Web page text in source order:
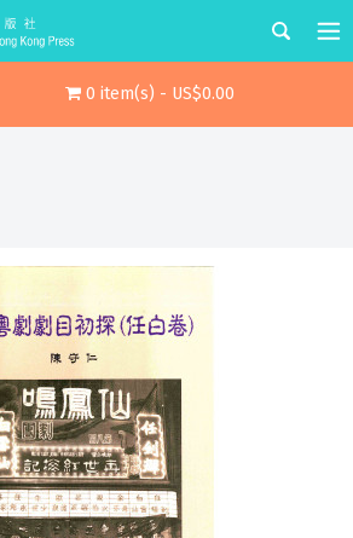
0 item(s) - US$0.00